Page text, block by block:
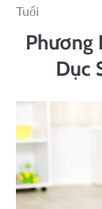
Tuổi
Phương
Dục